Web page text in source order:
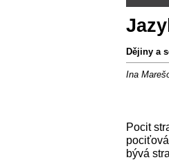
Dějiny a
Ina
Pocit
bývá